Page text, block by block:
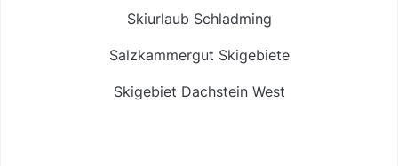
Skiurlaub Schladming
Salzkammergut Skigebiete
Skigebiet Dachstein West